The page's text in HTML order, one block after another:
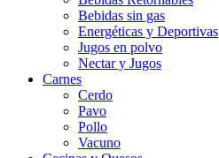
Bebidas sin gas
Energéticas y Deportivas
Jugos en polvo
Nectar y Jugos
Carnes
Cerdo
Pavo
Pollo
Vacuno